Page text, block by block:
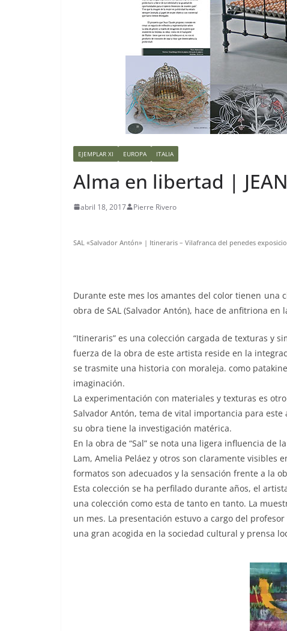
EJEMPLAR XI EUROPA ITALIA
Alma en libertad |
abril 18, 2017 Pierre Rivero
SAL «Salvador Antón» | Itineraris – Vilafranca del penedes
Durante este mes los amantes del color tienen una
obra de SAL (Salvador Antón), hace de anfitriona en
“Itineraris” es una colección cargada de texturas y
fuerza de la obra de este artista reside en la
se trasmite una historia con moraleja. como
imaginación.
La experimentación con materiales y texturas es
Salvador Antón, tema de vital importancia para
su obra tiene la investigación matérica.
En la obra de “Sal” se nota una ligera influencia de
Lam, Amelia Peláez y otros son claramente visibles
formatos son adecuados y la sensación frente a la
Esta colección se ha perfilado durante años, el
una colección como esta de tanto en tanto. La
un mes. La presentación estuvo a cargo del
una gran acogida en la sociedad cultural y prensa